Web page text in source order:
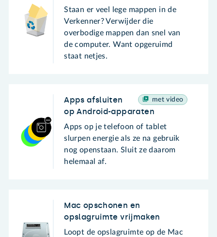
Staan er veel lege mappen in de
Verkenner? Verwijder die
overbodige mappen dan snel van
de computer. Want opgeruimd
staat netjes.
met video
Apps afsluiten
op Android-apparaten
Apps op je telefoon of tablet
slurpen energie als ze na gebruik
nog openstaan. Sluit ze daarom
helemaal af.
Mac opschonen en
opslagruimte vrijmaken
Loopt de opslagruimte op de Mac